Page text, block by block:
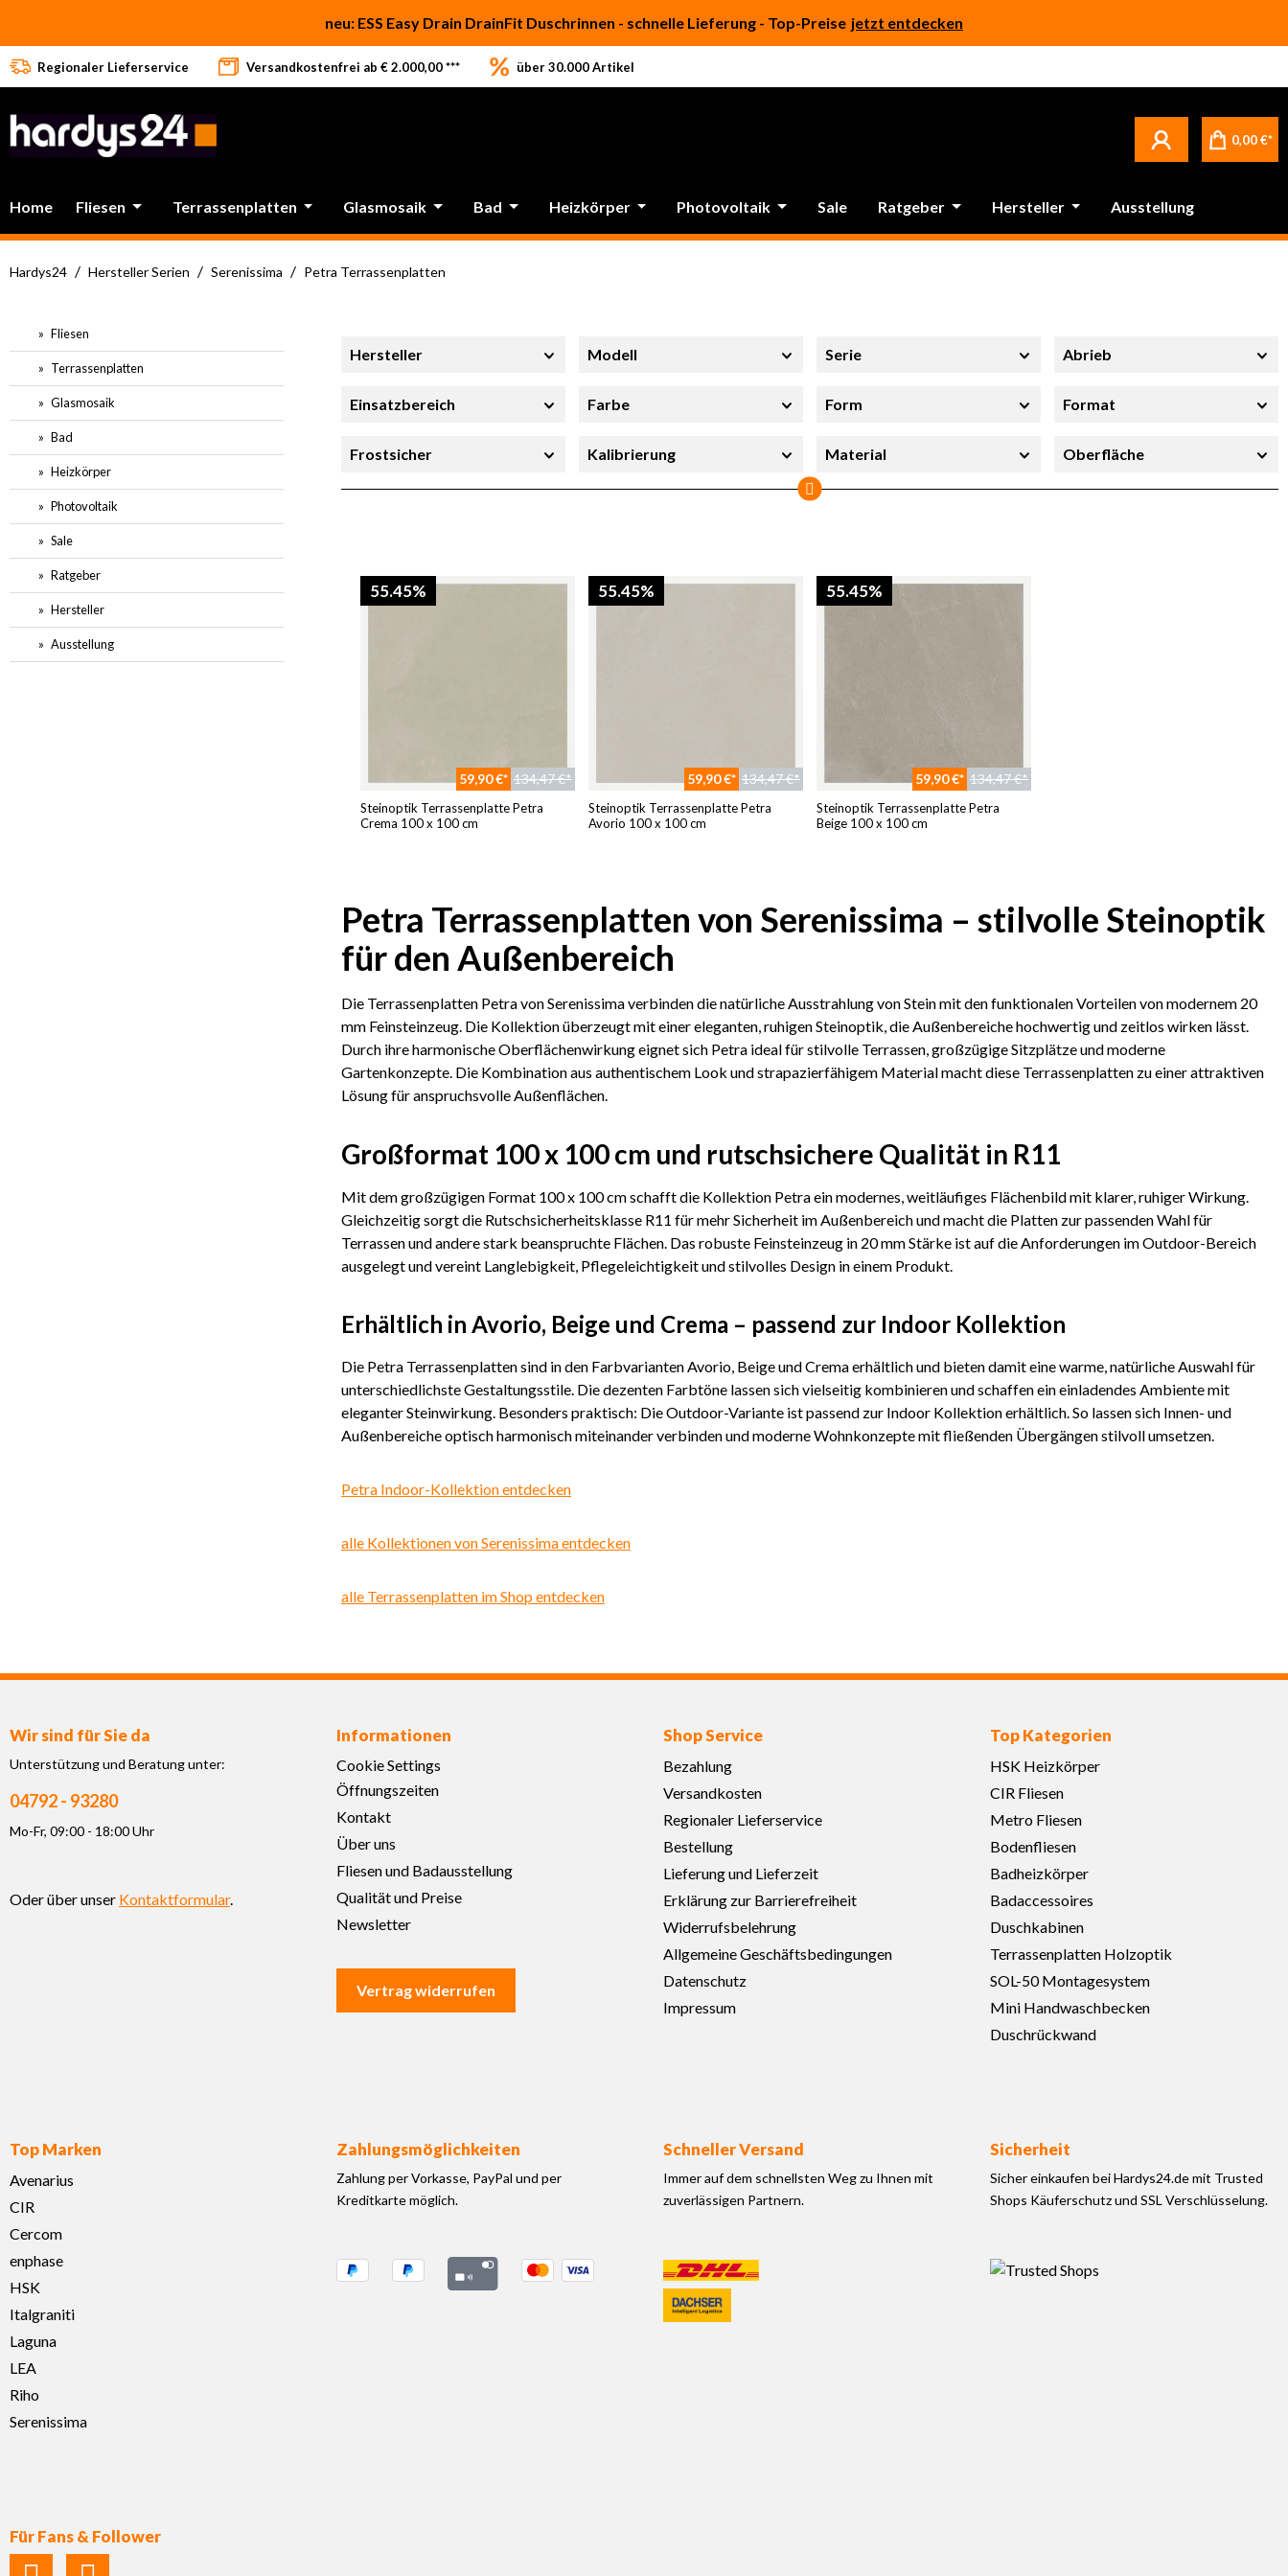
neu: ESS Easy Drain DrainFit Duschrinnen - schnelle Lieferung - Top-Preise jetzt entdecken
Regionaler Lieferservice Versandkostenfrei ab € 2.000,00 *** über 30.000 Artikel
0,00 €*
Home Fliesen Terrassenplatten Glasmosaik Bad Heizkörper Photovoltaik Sale Ratgeber Hersteller Ausstellung
Hardys24 / Hersteller Serien / Serenissima / Petra Terrassenplatten
Fliesen
Terrassenplatten
Glasmosaik
Bad
Heizkörper
Photovoltaik
Sale
Ratgeber
Hersteller
Ausstellung
Hersteller Modell Serie Abrieb
Einsatzbereich Farbe Form Format
Frostsicher Kalibrierung Material Oberfläche
55.45%
59,90 €* 134,47 €*
Steinoptik Terrassenplatte Petra
Crema 100 x 100 cm
55.45%
59,90 €* 134,47 €*
Steinoptik Terrassenplatte Petra
Avorio 100 x 100 cm
55.45%
59,90 €* 134,47 €*
Steinoptik Terrassenplatte Petra
Beige 100 x 100 cm
Petra Terrassenplatten von Serenissima – stilvolle Steinoptik
für den Außenbereich
Die Terrassenplatten Petra von Serenissima verbinden die natürliche Ausstrahlung von Stein mit den funktionalen Vorteilen von modernem 20
mm Feinsteinzeug. Die Kollektion überzeugt mit einer eleganten, ruhigen Steinoptik, die Außenbereiche hochwertig und zeitlos wirken lässt.
Durch ihre harmonische Oberflächenwirkung eignet sich Petra ideal für stilvolle Terrassen, großzügige Sitzplätze und moderne
Gartenkonzepte. Die Kombination aus authentischem Look und strapazierfähigem Material macht diese Terrassenplatten zu einer attraktiven
Lösung für anspruchsvolle Außenflächen.
Großformat 100 x 100 cm und rutschsichere Qualität in R11
Mit dem großzügigen Format 100 x 100 cm schafft die Kollektion Petra ein modernes, weitläufiges Flächenbild mit klarer, ruhiger Wirkung.
Gleichzeitig sorgt die Rutschsicherheitsklasse R11 für mehr Sicherheit im Außenbereich und macht die Platten zur passenden Wahl für
Terrassen und andere stark beanspruchte Flächen. Das robuste Feinsteinzeug in 20 mm Stärke ist auf die Anforderungen im Outdoor-Bereich
ausgelegt und vereint Langlebigkeit, Pflegeleichtigkeit und stilvolles Design in einem Produkt.
Erhältlich in Avorio, Beige und Crema – passend zur Indoor Kollektion
Die Petra Terrassenplatten sind in den Farbvarianten Avorio, Beige und Crema erhältlich und bieten damit eine warme, natürliche Auswahl für
unterschiedlichste Gestaltungsstile. Die dezenten Farbtöne lassen sich vielseitig kombinieren und schaffen ein einladendes Ambiente mit
eleganter Steinwirkung. Besonders praktisch: Die Outdoor-Variante ist passend zur Indoor Kollektion erhältlich. So lassen sich Innen- und
Außenbereiche optisch harmonisch miteinander verbinden und moderne Wohnkonzepte mit fließenden Übergängen stilvoll umsetzen.
Petra Indoor-Kollektion entdecken
alle Kollektionen von Serenissima entdecken
alle Terrassenplatten im Shop entdecken
Wir sind für Sie da
Unterstützung und Beratung unter:
04792 - 93280
Mo-Fr, 09:00 - 18:00 Uhr
Oder über unser Kontaktformular.
Informationen
Cookie Settings
Öffnungszeiten
Kontakt
Über uns
Fliesen und Badausstellung
Qualität und Preise
Newsletter
Vertrag widerrufen
Shop Service
Bezahlung
Versandkosten
Regionaler Lieferservice
Bestellung
Lieferung und Lieferzeit
Erklärung zur Barrierefreiheit
Widerrufsbelehrung
Allgemeine Geschäftsbedingungen
Datenschutz
Impressum
Top Kategorien
HSK Heizkörper
CIR Fliesen
Metro Fliesen
Bodenfliesen
Badheizkörper
Badaccessoires
Duschkabinen
Terrassenplatten Holzoptik
SOL-50 Montagesystem
Mini Handwaschbecken
Duschrückwand
Top Marken
Avenarius
CIR
Cercom
enphase
HSK
Italgraniti
Laguna
LEA
Riho
Serenissima
Zahlungsmöglichkeiten
Zahlung per Vorkasse, PayPal und per
Kreditkarte möglich.
Schneller Versand
Immer auf dem schnellsten Weg zu Ihnen mit
zuverlässigen Partnern.
Sicherheit
Sicher einkaufen bei Hardys24.de mit Trusted
Shops Käuferschutz und SSL Verschlüsselung.
Für Fans & Follower